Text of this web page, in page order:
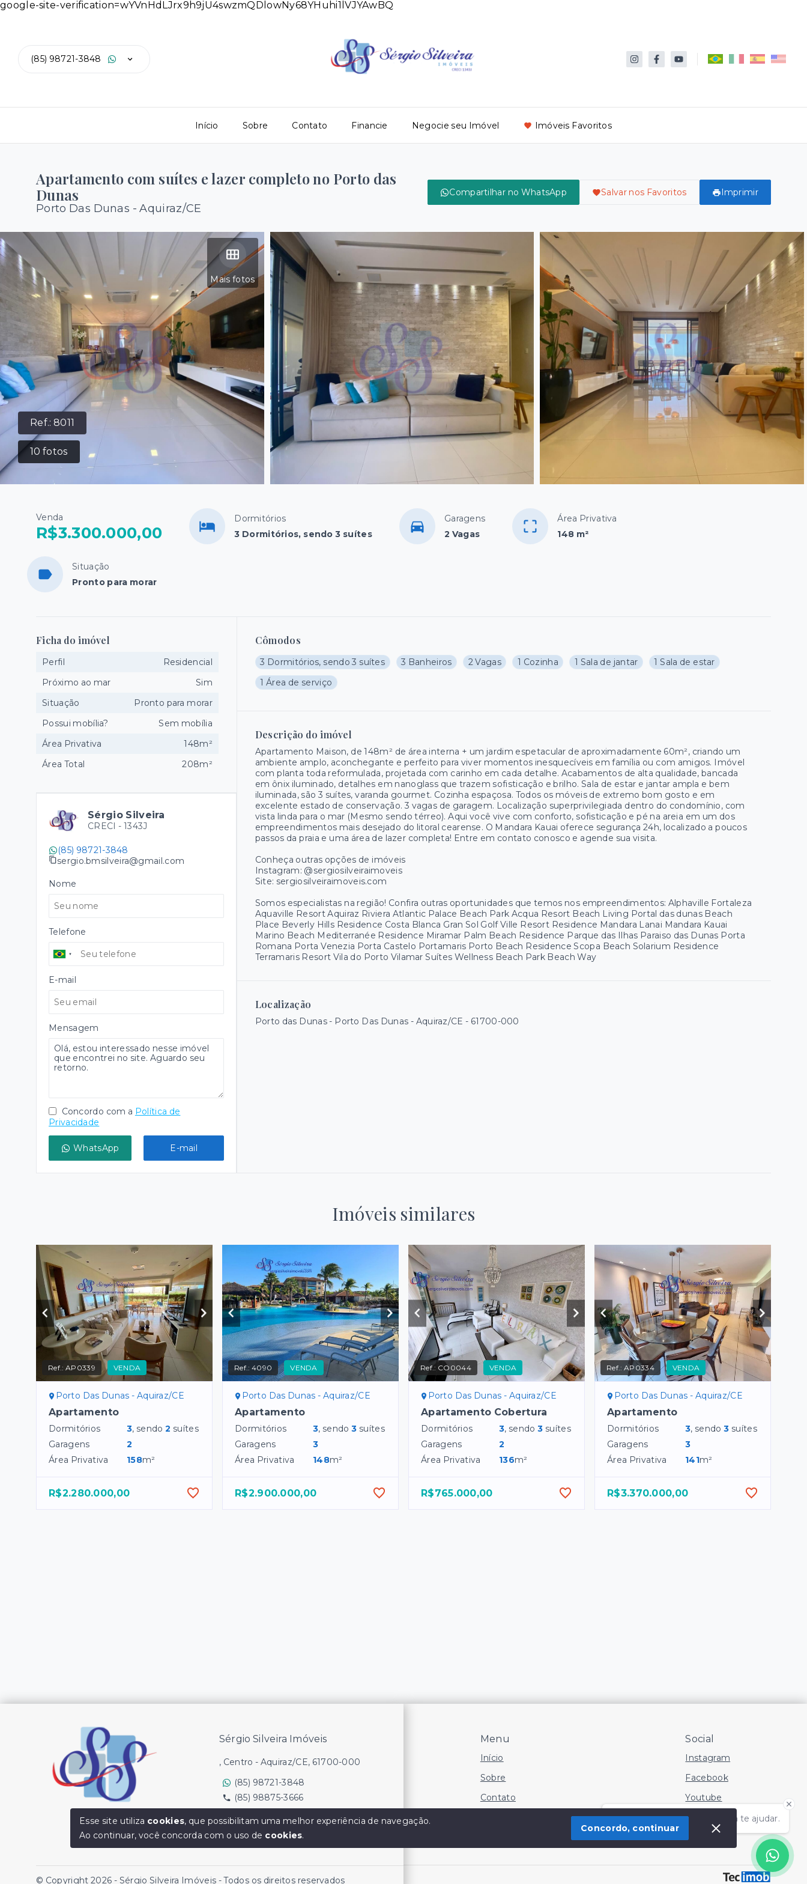
google-site-verification=wYVnHdLJrx9h9jU4swzmQDlowNy68YHuhi1lVJYAwBQ
(85) 98721-3848
Início Sobre Contato Financie Negocie seu Imóvel Imóveis Favoritos
Apartamento com suítes e lazer completo no Porto das
Dunas
Porto Das Dunas - Aquiraz/CE
Compartilhar no WhatsApp Salvar nos Favoritos Imprimir
Ref.:8011
10 fotos
Mais fotos
Venda
R$3.300.000,00
Dormitórios
3 Dormitórios, sendo 3 suítes
Garagens
2 Vagas
Área Privativa
148 m²
Situação
Pronto para morar
Cômodos
3 Dormitórios, sendo 3 suítes 3 Banheiros 2 Vagas 1 Cozinha 1 Sala de jantar
1 Sala de estar
1 Área de serviço
Descrição do imóvel
Apartamento Maison, de 148m² de área interna + um jardim espetacular de aproximadamente 60m², criando um
ambiente amplo, aconchegante e perfeito para viver momentos inesquecíveis em família ou com amigos. Imóvel
com planta toda reformulada, projetada com carinho em cada detalhe. Acabamentos de alta qualidade, bancada
em ônix iluminado, detalhes em nanoglass que trazem sofisticação e brilho. Sala de estar e jantar ampla e bem
iluminada, são 3 suítes, varanda gourmet. Cozinha espaçosa. Todos os móveis de extremo bom gosto e em
excelente estado de conservação. 3 vagas de garagem. Localização superprivilegiada dentro do condomínio, com
vista linda para o mar (Mesmo sendo térreo). Aqui você vive com conforto, sofisticação e pé na areia em um dos
empreendimentos mais desejado do litoral cearense. O Mandara Kauai oferece segurança 24h, localizado a poucos
passos da praia e uma área de lazer completa! Entre em contato conosco e agende sua visita.
Conheça outras opções de imóveis
Instagram: @sergiosilveiraimoveis
Site: sergiosilveiraimoveis.com
Somos especialistas na região! Confira outras oportunidades que temos nos empreendimentos: Alphaville Fortaleza
Aquaville Resort Aquiraz Riviera Atlantic Palace Beach Park Acqua Resort Beach Living Portal das dunas Beach
Place Beverly Hills Residence Costa Blanca Gran Sol Golf Ville Resort Residence Mandara Lanai Mandara Kauai
Marino Beach Mediterranée Residence Miramar Palm Beach Residence Parque das Ilhas Paraiso das Dunas Porta
Romana Porta Venezia Porta Castelo Portamaris Porto Beach Residence Scopa Beach Solarium Residence
Terramaris Resort Vila do Porto Vilamar Suítes Wellness Beach Park Beach Way
Localização
Porto das Dunas - Porto Das Dunas - Aquiraz/CE - 61700-000
Ficha do imóvel
Perfil
Residencial
Próximo ao mar
Sim
Situação
Pronto para morar
Possui mobília?
Sem mobília
Área Privativa
148m²
Área Total
208m²
Sérgio Silveira
CRECI - 1343J
(85) 98721-3848
sergio.bmsilveira@gmail.com
Nome
Telefone
E-mail
Mensagem
Concordo com a Política de
Privacidade
WhatsApp E-mail
Imóveis similares
Ref.:AP0339 VENDA
Porto Das Dunas - Aquiraz/CE
Apartamento
Dormitórios 3, sendo2 suítes
Garagens
2
Área Privativa
158m²
R$2.280.000,00
Ref.:4090 VENDA
Porto Das Dunas - Aquiraz/CE
Apartamento
Dormitórios 3, sendo3 suítes
Garagens
3
Área Privativa
148m²
R$2.900.000,00
Ref.: CO0044 VENDA
Porto Das Dunas - Aquiraz/CE
Apartamento Cobertura
Dormitórios 3, sendo3 suítes
Garagens
2
Área Privativa
136m²
R$765.000,00
Ref.:AP0334 VENDA
Porto Das Dunas - Aquiraz/CE
Apartamento
Dormitórios 3, sendo3 suítes
Garagens
3
Área Privativa
141m²
R$3.370.000,00
Olá! Estamos disponíveis para te ajudar.
Menu
Início
Sobre
Contato
Social
Instagram
Facebook
Youtube
Sérgio Silveira Imóveis
, Centro - Aquiraz/CE, 61700-000
(85) 98721-3848
(85) 98875-3666
© Copyright 2026 - Sérgio Silveira Imóveis - Todos os direitos reservados
Esse site utiliza cookies, que possibilitam uma melhor experiência de navegação.
Ao continuar, você concorda com o uso de cookies.
Concordo, continuar